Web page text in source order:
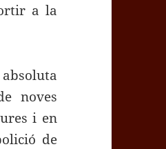
a la
noves
i en
de